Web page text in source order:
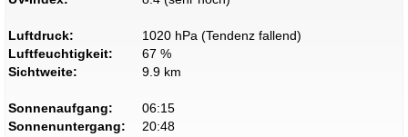
Luftdruck:
1020 hPa (Tendenz fallend)
Luftfeuchtigkeit:
67 %
Sichtweite:
9.9 km
Sonnenaufgang:
06:15
Sonnenuntergang:
20:48